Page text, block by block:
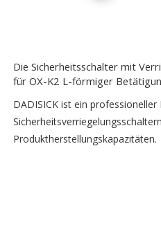
Die Sicherheitsschalter mit
für OX-K2 L-förmiger
DADISICK ist ein professioneller
Produktherstellungskapazitäten.